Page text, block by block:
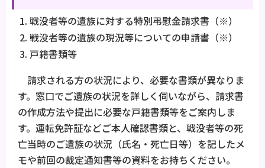
戦没者等の遺族に対する特別弔慰金請求書（※）
戦没者等の遺族の現況等についての申請書（※）
戸籍書類等
請求される方の状況により、必要な書類が異なりま
す。窓口でご遺族の状況を詳しく伺いながら、請求書
の作成方法や提出に必要な戸籍書類等をご案内しま
す。運転免許証などご本人確認書類と、戦没者等の死
亡当時のご遺族の状況（氏名・死亡日等）を記したメ
モや前回の裁定通知書等の資料をお持ちください。